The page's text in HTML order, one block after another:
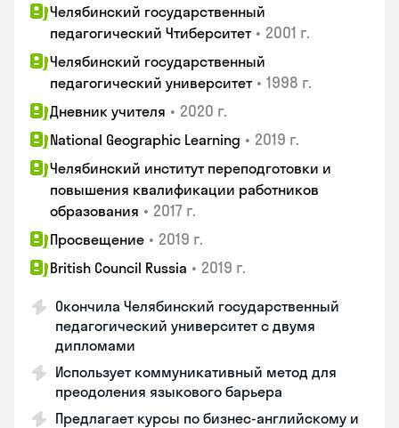
Челябинский государственный
педагогический Чтиберситет • 2001 г.
Челябинский государственный
педагогический университет • 1998 г.
Дневник учителя • 2020 г.
National Geographic Learning • 2019 г.
Челябинский институт переподготовки и
повышения квалификации работников
образования • 2017 г.
Просвещение • 2019 г.
British Council Russia • 2019 г.
Окончила Челябинский государственный
педагогический университет с двумя
дипломами
Использует коммуникативный метод для
преодоления языкового барьера
Предлагает курсы по бизнес-английскому и